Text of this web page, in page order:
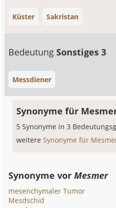
Küster Sakristan
BedeutungSonstiges 3
Messdiener
Synonyme für
5 Synonyme in 3
weitereSynonyme für
Synonyme vorMesmer
mesenchymaler Tumor
Mesdschid